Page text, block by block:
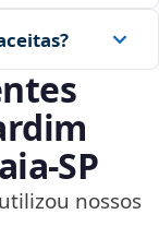
nossos